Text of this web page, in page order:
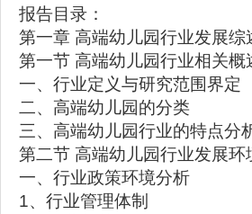
报告目录：
第一章 高端幼儿园行业发展综
第一节 高端幼儿园行业相关概
一、行业定义与研究范围界定
二、高端幼儿园的分类
三、高端幼儿园行业的特点分
第二节 高端幼儿园行业发展环
一、行业政策环境分析
1、行业管理体制